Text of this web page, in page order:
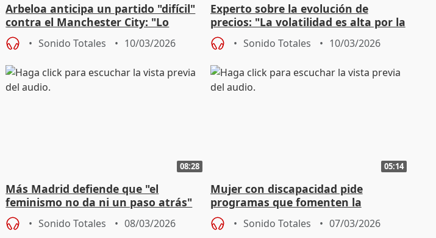
Arbeloa anticipa un partido "difícil"
contra el Manchester City: "Lo
afrontamos con ilusión"
Sonido Totales 10/03/2026
Experto sobre la evolución de
precios: "La volatilidad es alta por la
incertidumbre"
Sonido Totales 10/03/2026
08:28
Más Madrid defiende que "el
feminismo no da ni un paso atrás"
Sonido Totales 08/03/2026
05:14
Mujer con discapacidad pide
programas que fomenten la
autoestima: "Somos un factor que
suma"Sonido Totales 07/03/2026